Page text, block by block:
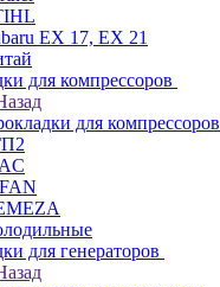
EX 17, EX 21
для компрессоров
для компрессоров
для генераторов